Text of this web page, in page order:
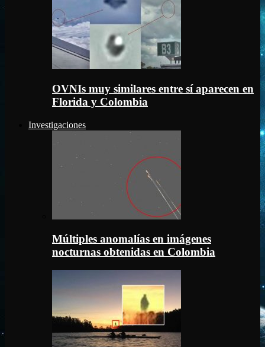
OVNIs muy similares entre sí aparecen en
Florida y Colombia
Investigaciones
Múltiples anomalías en imágenes
nocturnas obtenidas en Colombia